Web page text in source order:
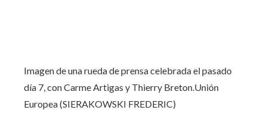
Imagen de una rueda de prensa celebrada el pasado
día 7, con Carme Artigas y Thierry Breton.Unión
Europea (SIERAKOWSKI FREDERIC)